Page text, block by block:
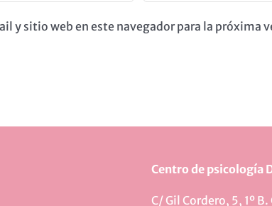
y sitio web en este navegador para la próxima
Centro de psicología
C/ Gil Cordero, 5, 1º B.